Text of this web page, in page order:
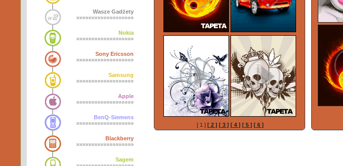
Wasze Gadżety
»»»»»»»»»»»»»»»»»»»
Nokia
»»»»»»»»»»»»»»»»»»»
Sony Ericsson
»»»»»»»»»»»»»»»»»»»
Samsung
»»»»»»»»»»»»»»»»»»»
Apple
»»»»»»»»»»»»»»»»»»»
BenQ-Siemens
»»»»»»»»»»»»»»»»»»»
Blackberry
»»»»»»»»»»»»»»»»»»»
Sagem
[ 1 ] [ 2 ] [ 3 ] [ 4 ] [ 5 ] [ 6 ]